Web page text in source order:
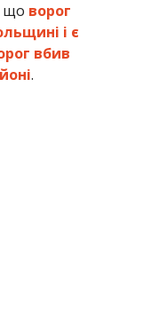
що ворог
і є
вбив
.